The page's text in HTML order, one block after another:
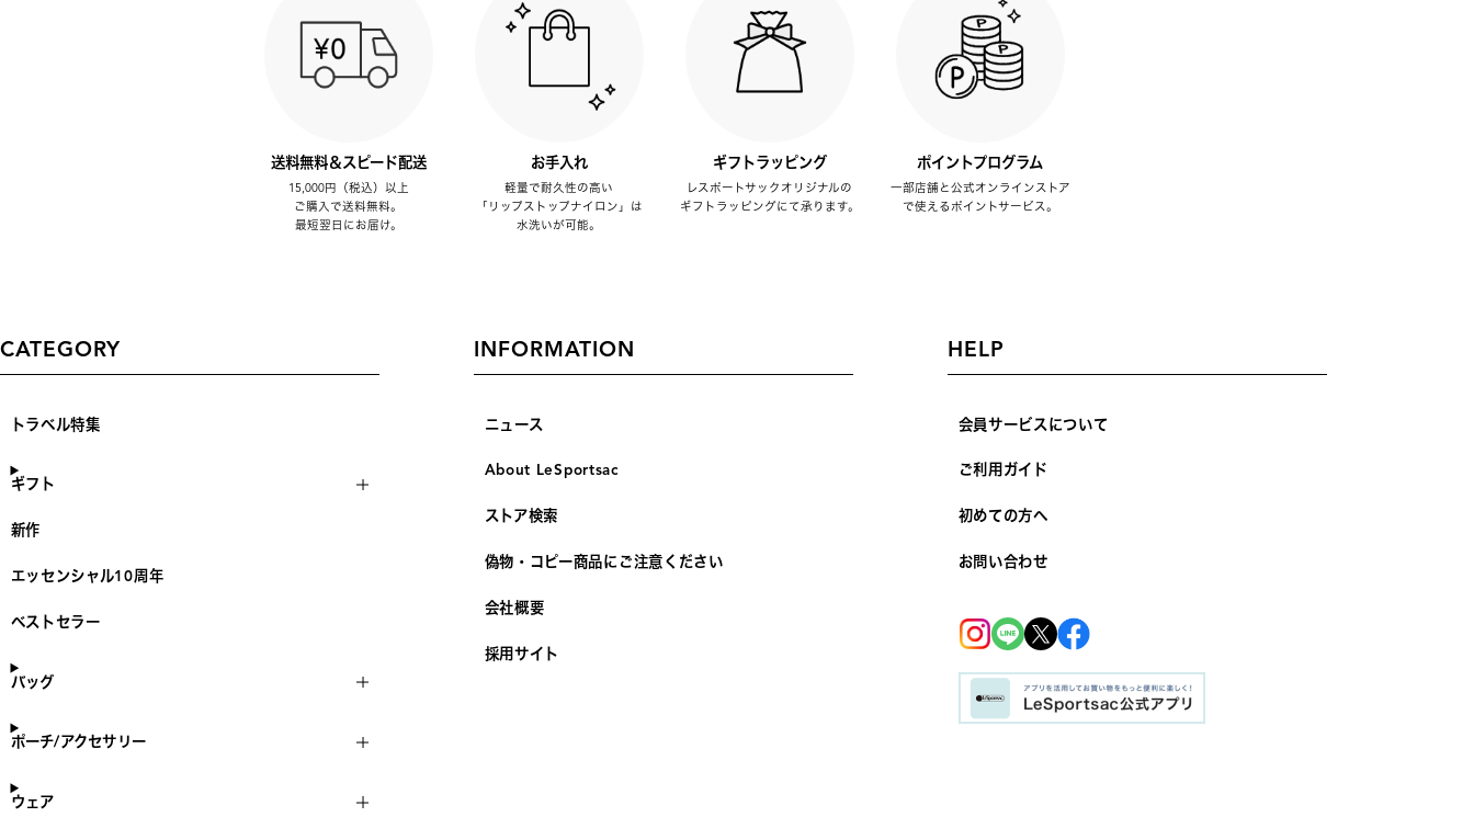
送料無料＆スピード配送
15,000円（税込）以上
ご購入で送料無料。
最短翌日にお届け。
お手入れ
軽量で耐久性の高い
「リップストップナイロン」は
水洗いが可能。
ギフトラッピング
レスポートサックオリジナルの
ギフトラッピングにて承ります。
ポイントプログラム
一部店舗と公式オンラインストア
で使えるポイントサービス。
CATEGORY
トラベル特集
ギフト
新作
エッセンシャル10周年
ベストセラー
バッグ
ポーチ/アクセサリー
ウェア
INFORMATION
ニュース
About LeSportsac
ストア検索
偽物・コピー商品にご注意ください
会社概要
採用サイト
HELP
会員サービスについて
ご利用ガイド
初めての方へ
お問い合わせ